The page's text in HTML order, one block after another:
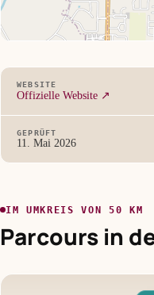
WEBSITE
Offizielle Website ↗
GEPRÜFT
11. Mai 2026
IM UMKREIS VON 50 KM
Parcours in